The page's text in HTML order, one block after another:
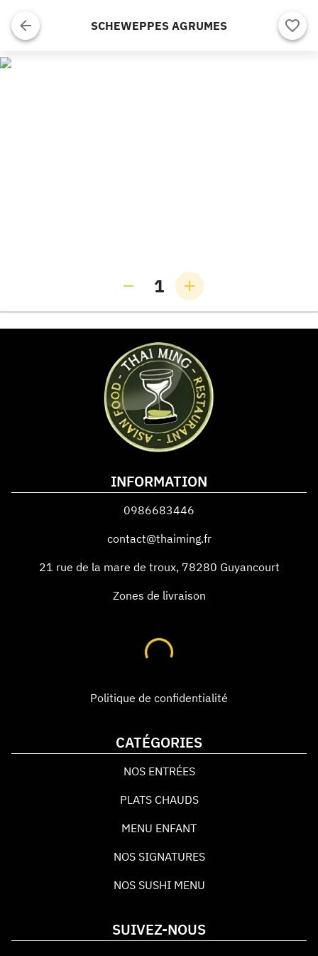
SCHEWEPPES AGRUMES
1
INFORMATION
0986683446
contact@thaiming.fr
21 rue de la mare de troux, 78280 Guyancourt
Zones de livraison
Politique de confidentialité
CATÉGORIES
NOS ENTRÉES
PLATS CHAUDS
MENU ENFANT
NOS SIGNATURES
NOS SUSHI MENU
SUIVEZ-NOUS